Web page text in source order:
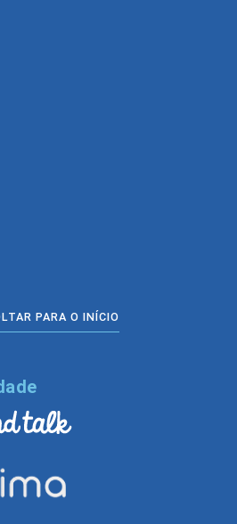
PARA O INÍCIO